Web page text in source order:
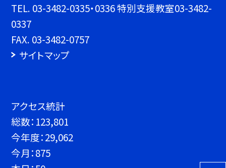
TEL. 03-3482-0335・0336 特別支援教室03-3482-
0337
FAX. 03-3482-0757
サイトマップ
アクセス統計
総数： 123,801
今年度：29,062
今月：875